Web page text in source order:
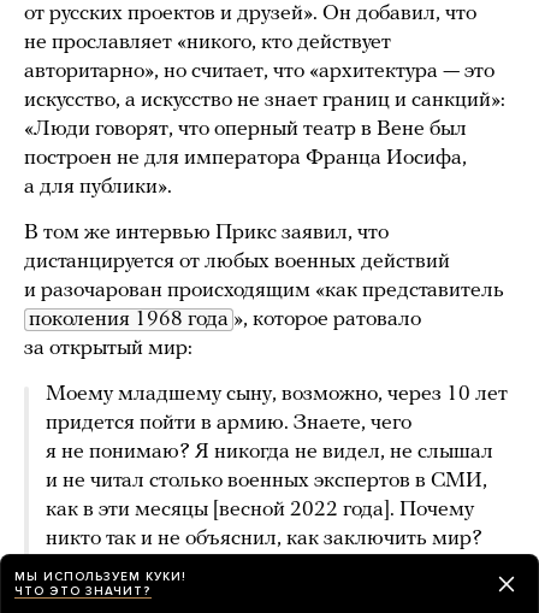
от русских проектов и друзей». Он добавил, что
не прославляет «никого, кто действует
авторитарно», но считает, что «архитектура — это
искусство, а искусство не знает границ и санкций»:
«Люди говорят, что оперный театр в Вене был
построен не для императора Франца Иосифа,
а для публики».
В том же интервью Прикс заявил, что
дистанцируется от любых военных действий
и разочарован происходящим «как представитель
поколения 1968 года », которое ратовало
за открытый мир:
Моему младшему сыну, возможно, через 10 лет
придется пойти в армию. Знаете, чего
я не понимаю? Я никогда не видел, не слышал
и не читал столько военных экспертов в СМИ,
как в эти месяцы [весной 2022 года]. Почему
никто так и не объяснил, как заключить мир?
Зачем немцы вливают в военную
промышленность дополнительные
МЫ ИСПОЛЬЗУЕМ КУКИ!
ЧТО ЭТО ЗНАЧИТ?